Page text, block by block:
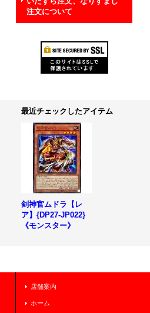
注文について
最近チェックしたアイテム
剣神官ムドラ【レ
ア】{DP27-JP022}
《モンスター》
店舗案内
ホーム